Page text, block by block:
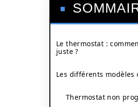
Le thermostat :
juste ?
Les différents modèles
Thermostat non